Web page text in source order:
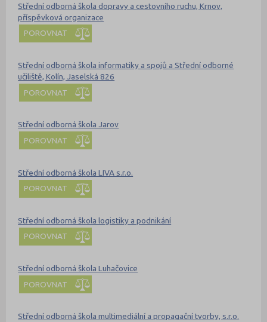
Střední odborná škola dopravy a cestovního ruchu, Krnov,
příspěvková organizace
POROVNAT
Střední odborná škola informatiky a spojů a Střední odborné
učiliště, Kolín, Jaselská 826
POROVNAT
Střední odborná škola Jarov
POROVNAT
Střední odborná škola LIVA s.r.o.
POROVNAT
Střední odborná škola logistiky a podnikání
POROVNAT
Střední odborná škola Luhačovice
POROVNAT
Střední odborná škola multimediální a propagační tvorby, s.r.o.